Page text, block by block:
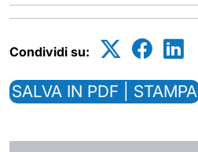
Condividi su:
SALVA IN PDF | STAMPA